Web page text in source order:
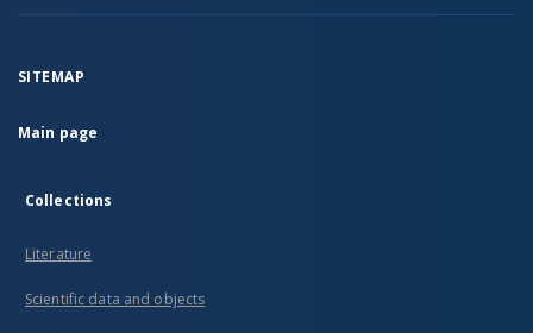
SITEMAP
Main page
Collections
Literature
Scientific data and objects